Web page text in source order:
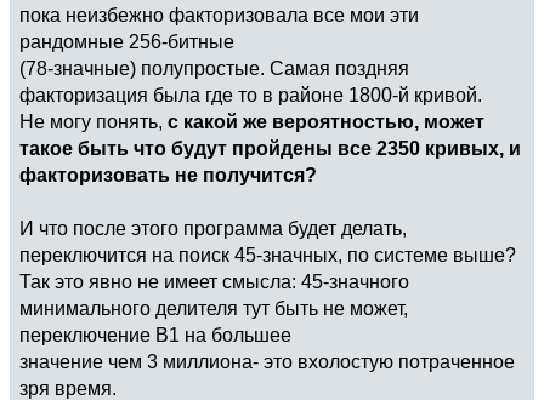
пока неизбежно факторизовала все мои эти
рандомные 256-битные
(78-значные) полупростые. Самая поздняя
факторизация была где то в районе 1800-й кривой.
Не могу понять, с какой же вероятностью, может
такое быть что будут пройдены все 2350 кривых, и
факторизовать не получится?
И что после этого программа будет делать,
переключится на поиск 45-значных, по системе выше?
Так это явно не имеет смысла: 45-значного
минимального делителя тут быть не может,
переключение B1 на большее
значение чем 3 миллиона- это вхолостую потраченное
зря время.